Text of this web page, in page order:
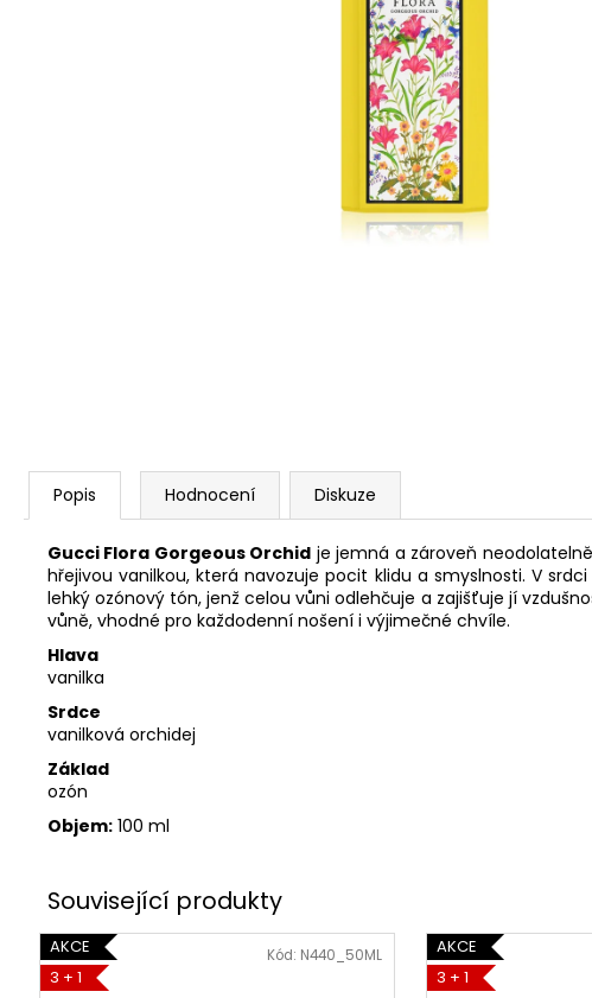
Popis Hodnocení Diskuze
Gucci Flora Gorgeous Orchid je jemná a zároveň
hřejivou vanilkou, která navozuje pocit klidu a smyslnosti. V
lehký ozónový tón, jenž celou vůni odlehčuje a zajišťuje jí
vůně, vhodné pro každodenní nošení i výjimečné chvíle.
Hlava
vanilka
Srdce
vanilková orchidej
Základ
ozón
Objem: 100 ml
AKCE
3 + 1
Kód: N440_50ML
AKCE
3 + 1
SOL DE VERANO DRAGON BLOOM BODY